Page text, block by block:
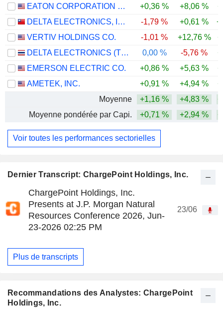
Dernier Transcript: ChargePoint Holdings, Inc.
ChargePoint Holdings, Inc.
Presents at J.P. Morgan Natural
Resources Conference 2026, Jun-
23-2026 02:25 PM
23/06
Plus de transcripts
Recommandations des Analystes: ChargePoint
Holdings, Inc.
EATON CORPORATION PLC +0,36 % +8,06 %
DELTA ELECTRONICS, INC.
-1,79 % +0,61 %
VERTIV HOLDINGS CO.
-1,01 % +12,76 %
DELTA ELECTRONICS (THAILAND)
0,00 % -5,76 %
EMERSON ELECTRIC CO.
+0,86 % +5,63 %
AMETEK, INC.
+0,91 % +4,94 %
Moyenne
+1,16 % +4,83 %
Moyenne pondérée par Capi.
+0,71 % +2,94 %
Voir toutes les performances sectorielles